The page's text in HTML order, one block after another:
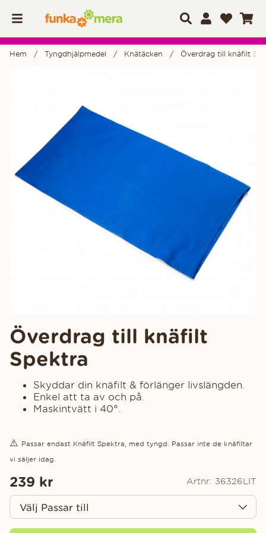
Hem Tyngdhjälpmedel Knätäcken Överdrag till knäfilt
Överdrag till knäfilt
Spektra
Skyddar din knäfilt & förlänger livslängden.
Enkel att ta av och på.
Maskintvätt i 40°.
⚠️ Passar endast Knäfilt Spektra, med tyngd. Passar inte de knäfiltar
vi säljer idag.
239 kr Artnr: 36326LIT